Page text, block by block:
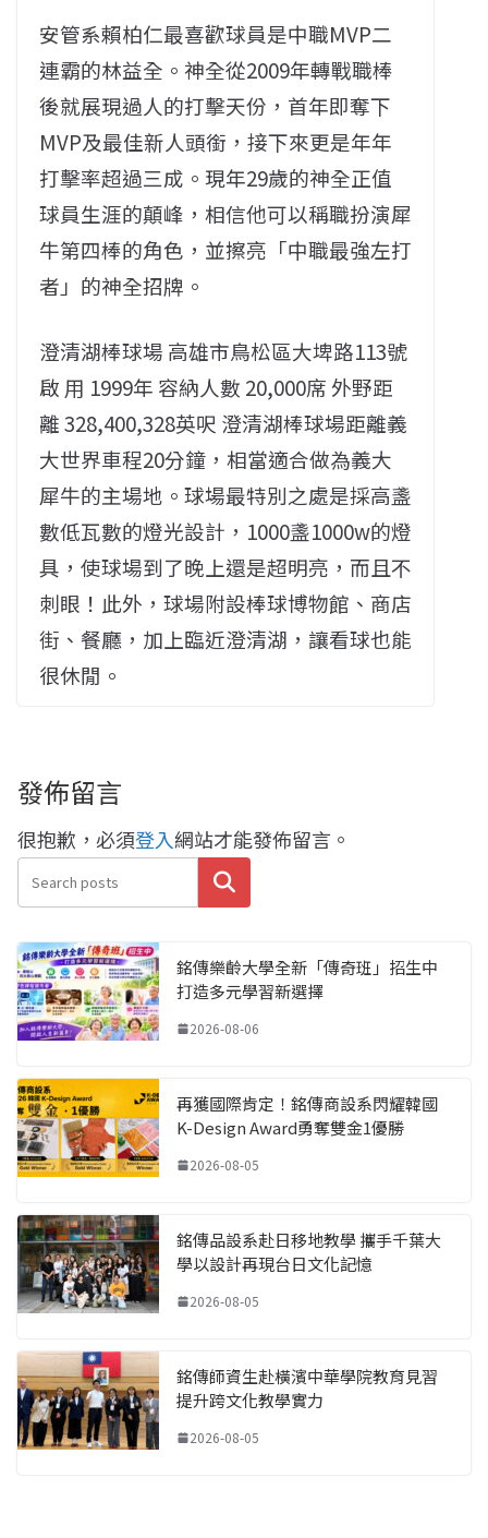
安管系賴柏仁最喜歡球員是中職MVP二
連霸的林益全。神全從2009年轉戰職棒
後就展現過人的打擊天份，首年即奪下
MVP及最佳新人頭銜，接下來更是年年
打擊率超過三成。現年29歲的神全正值
球員生涯的顛峰，相信他可以稱職扮演犀
牛第四棒的角色，並擦亮「中職最強左打
者」的神全招牌。
澄清湖棒球場 高雄市鳥松區大埤路113號
啟 用 1999年 容納人數 20,000席 外野距
離 328,400,328英呎 澄清湖棒球場距離義
大世界車程20分鐘，相當適合做為義大
犀牛的主場地。球場最特別之處是採高盞
數低瓦數的燈光設計，1000盞1000w的燈
具，使球場到了晚上還是超明亮，而且不
刺眼！此外，球場附設棒球博物館、商店
街、餐廳，加上臨近澄清湖，讓看球也能
很休閒。
發佈留言
很抱歉，必須登入網站才能發佈留言。
搜尋
銘傳樂齡大學全新「傳奇班」招生中
打造多元學習新選擇
2026-08-06
再獲國際肯定！銘傳商設系閃耀韓國
K-Design Award勇奪雙金1優勝
2026-08-05
銘傳品設系赴日移地教學 攜手千葉大
學以設計再現台日文化記憶
2026-08-05
銘傳師資生赴橫濱中華學院教育見習
提升跨文化教學實力
2026-08-05